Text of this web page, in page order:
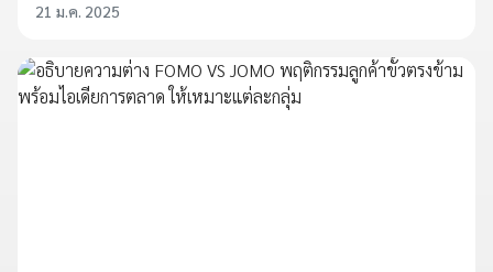
21 ม.ค. 2025